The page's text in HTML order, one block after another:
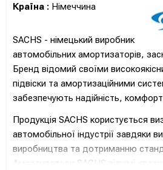
Країна : Німеччина
SACHS - німецький виробник
автомобільних амортизаторів,
Бренд відомий своїми
підвіски та амортизаційними
забезпечують надійність,
Продукція SACHS користується
автомобільної індустрії завдяки
виробництва та дотриманню
Амортизатори SACHS відомі